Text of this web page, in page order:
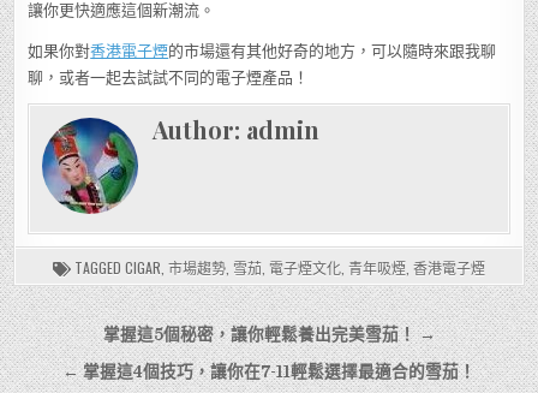
讓你更快適應這個新潮流。
如果你對香港電子煙的市場還有其他好奇的地方，可以隨時來跟我聊
聊，或者一起去試試不同的電子煙產品！
Author: admin
TAGGED CIGAR 市場趨勢 雪茄 電子煙文化 青年吸煙 香港電子煙
文
章
掌握這5個秘密，讓你輕鬆養出完美雪茄！ →
← 掌握這4個技巧，讓你在7-11輕鬆選擇最適合的雪茄！